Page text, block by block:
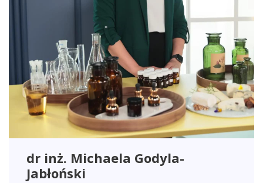
dr inż. Michaela Godyla-
Jabłoński